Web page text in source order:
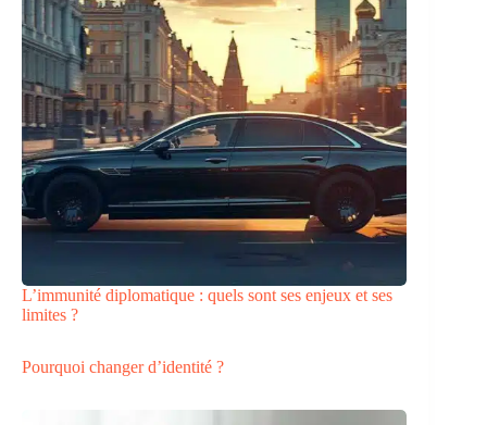
L’immunité diplomatique : quels sont ses enjeux et ses
limites ?
Pourquoi changer d’identité ?